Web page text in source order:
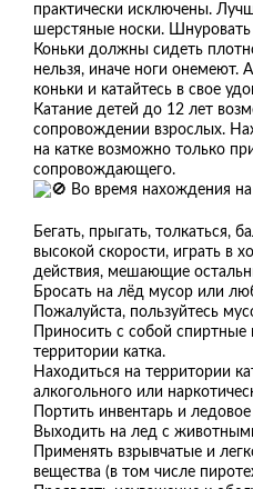
практически исключены.
шерстяные носки.
Коньки должны сидеть
нельзя, иначе ноги онемеют.
коньки и катайтесь в свое
Катание детей до 12 лет
сопровождении взрослых.
на катке возможно только
сопровождающего.
Во время нахождения
Бегать, прыгать, толкаться,
высокой скорости, играть в
действия, мешающие
Бросать на лёд мусор или
Пожалуйста, пользуйтесь
Приносить с собой спиртные
территории катка.
Находиться на территории
алкогольного или
Портить инвентарь и
Выходить на лед с
Применять взрывчатые и
вещества (в том числе